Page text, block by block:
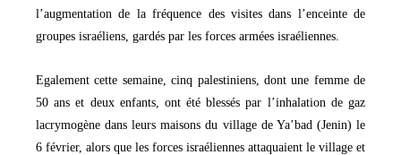
l’augmentation de la fréquence des visites dans l’enceinte de
groupes israéliens, gardés par les forces armées israéliennes.
Egalement cette semaine, cinq palestiniens, dont une femme de
50 ans et deux enfants, ont été blessés par l’inhalation de gaz
lacrymogène dans leurs maisons du village de Ya’bad (Jenin) le
6 février, alors que les forces israéliennes attaquaient le village et